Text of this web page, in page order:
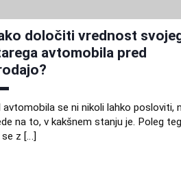
določiti vrednost
avtomobila pred
avtomobila se ni nikoli lahko posloviti,
na to, v kakšnem stanju je. Poleg
se z […]